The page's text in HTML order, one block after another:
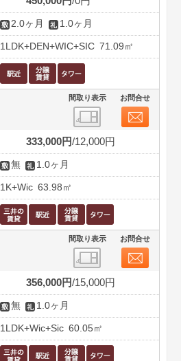
2.0ヶ月 1.0ヶ月
1LDK+DEN+WIC+SIC 71.09㎡
間取り表示 お問合せ
333,000円 12,000円
無 1.0ヶ月
1K+Wic 63.98㎡
間取り表示 お問合せ
356,000円 15,000円
無 1.0ヶ月
1LDK+Wic+Sic 60.05㎡